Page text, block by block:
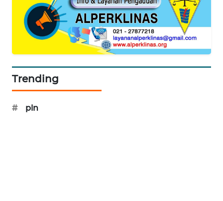
Trending
# pln
WN
SUMEDANG
WN
CIANJUR
WN
KEPULAUAN